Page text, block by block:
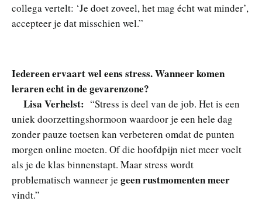
collega vertelt: ‘Je doet zoveel, het mag écht wat minder’,
accepteer je dat misschien wel.”
Iedereen ervaart wel eens stress. Wanneer komen
leraren echt in de gevarenzone?
Lisa Verhelst: “Stress is deel van de job. Het is een
uniek doorzettingshormoon waardoor je een hele dag
zonder pauze toetsen kan verbeteren omdat de punten
morgen online moeten. Of die hoofdpijn niet meer voelt
als je de klas binnenstapt. Maar stress wordt
problematisch wanneer je geen rustmomenten meer
vindt.”